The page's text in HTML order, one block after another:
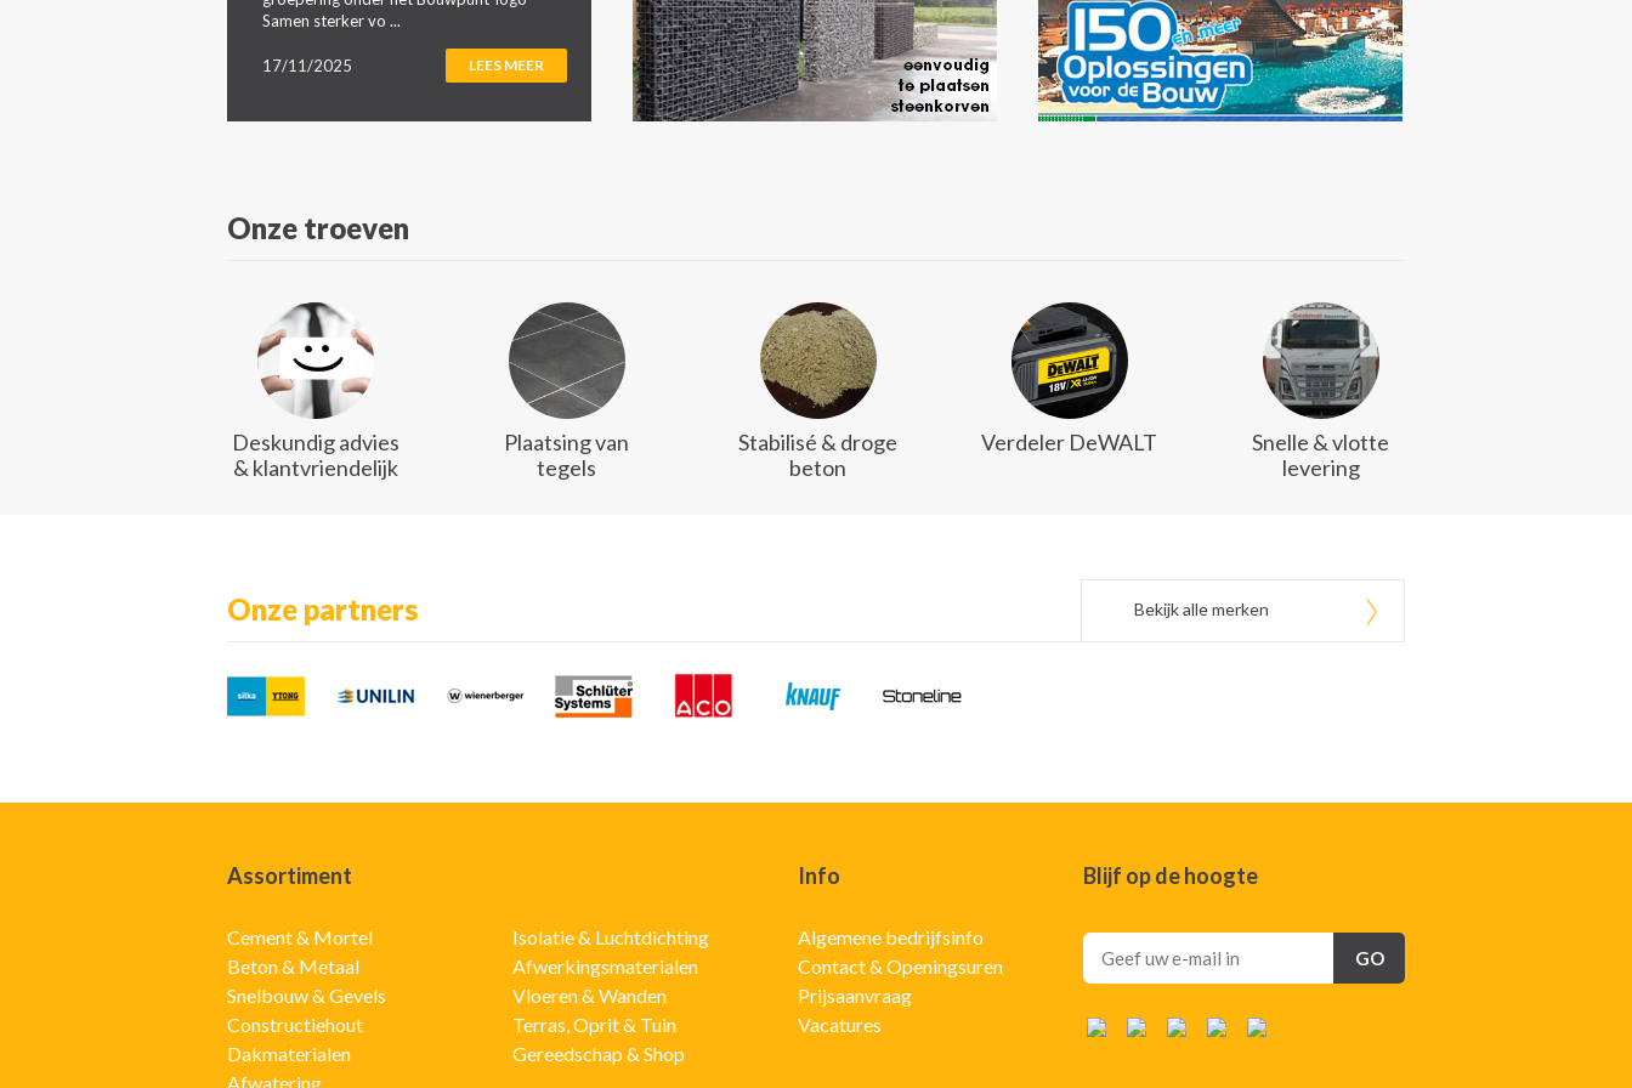
Samen sterker vo ...
17/11/2025 LEES MEER
Onze troeven
Deskundig advies
& klantvriendelijk
Plaatsing van
tegels
Stabilisé & droge
beton
Verdeler DeWALT
Snelle & vlotte
levering
Onze partners Bekijk alle merken
Assortiment
Cement & Mortel
Beton & Metaal
Snelbouw & Gevels
Constructiehout
Dakmaterialen
Afwatering
Isolatie & Luchtdichting
Afwerkingsmaterialen
Vloeren & Wanden
Terras, Oprit & Tuin
Gereedschap & Shop
Info
Algemene bedrijfsinfo
Contact & Openingsuren
Prijsaanvraag
Vacatures
Blijf op de hoogte